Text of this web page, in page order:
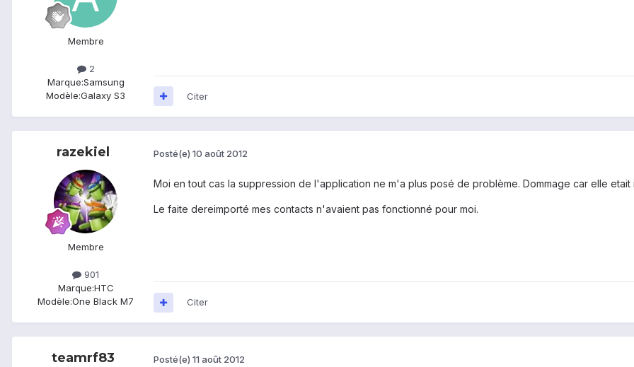
Membre
2
Marque:Samsung
Modèle:Galaxy S3 Citer
razekiel
Membre
901
Marque:HTC
Modèle:One Black M7
Posté(e) 10 août 2012
Moi en tout cas la suppression de l'application ne m'a plus posé de problème. Dommage car elle etait
Le faite dereimporté mes contacts n'avaient pas fonctionné pour moi.
Citer
teamrf83 Posté(e) 11 août 2012